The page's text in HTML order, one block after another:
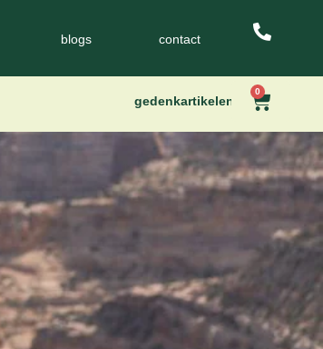
blogs contact
gedenkartikelen
0